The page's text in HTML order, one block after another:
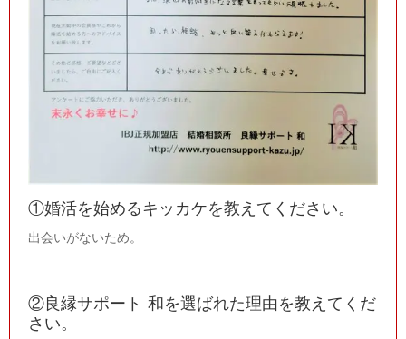
①婚活を始めるキッカケを教えてください。
出会いがないため。
②良縁サポート 和を選ばれた理由を教えてくだ
さい。